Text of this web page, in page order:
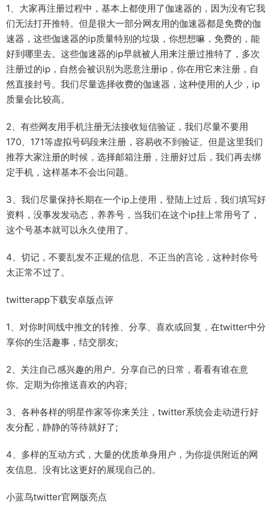
1、大家再注册过程中，基本上都使用了伽速器的，因为没有它我
们无法打开推特。但是很大一部分网友用的伽速器都是免费的伽
速器，这些伽速器的ip质量特别的垃圾，你想想嘛，免费的，能
好到哪里去。这些伽速器的ip早就被人用来注册过推特了，多次
注册过的ip，自然会被识别为恶意注册ip，你在用它来注册，自
然直接封号。我们尽量选择收费的伽速器，这种使用的人少，ip
质量会比较高。
2、有些网友用手机注册无法接收短信验证，我们尽量不要用
170、171等虚拟号码段来注册，容易收不到验证。但是这里我们
推荐大家注册的时候，选择邮箱注册，注册好过后，我们再去绑
定手机，这样基本不会出问题。
3、我们尽量保持长期在一个ip上使用，登陆上过后，我们填写好
资料，没事发发动态，养养号，当我们在这个ip挂上常用号了，
这个号基本就可以永久使用了。
4、切记，不要乱发不正规的信息、不正当的言论，这种封你号
太正常不过了。
twitterapp下载安卓版点评
1、对你时间线中推文的转推、分享、喜欢或回复，在twitter中分
享你的生活趣事，结交朋友;
2、关注自己感兴趣的用户。分享自己的日常，看看有谁在意
你。定期为你推送喜欢的内容;
3、各种各样的明星作家等你来关注，twitter系统会走动进行好
友分配，静静的等待就好了;
4、多样的互动方式，大量的优质单身用户，为你提供附近的网
友信息。没有比这更好的展现自己的。
小蓝鸟twitter官网版亮点